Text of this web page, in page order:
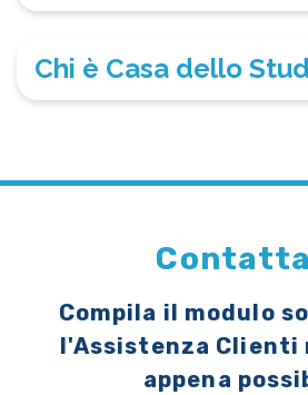
Chi è Casa dello
Compila il modulo
l'Assistenza Clienti
appena